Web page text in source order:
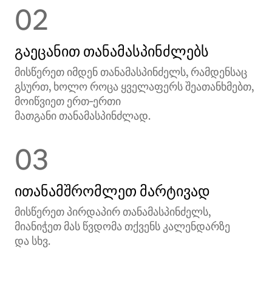
02
გაეცანით თანამასპინძლებს
მისწერეთ იმდენ თანამასპინძელს, რამდენსაც
გსურთ, ხოლო როცა ყველაფერს შეათანხმებთ,
მოიწვიეთ ერთ‑ერთი
მათგანი თანამასპინძლად.
03
ითანამშრომლეთ მარტივად
მისწერეთ პირდაპირ თანამასპინძელს,
მიანიჭეთ მას წვდომა თქვენს კალენდარზე
და სხვ.